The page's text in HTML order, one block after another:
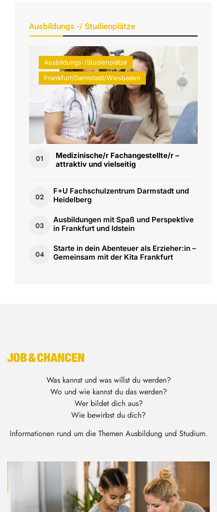
Ausbildungs -/ Studienplätze
Ausbildungs-/Studienplätze
Frankfurt/Darmstadt/Wiesbaden
01
Medizinische/r Fachangestellte/r –
attraktiv und vielseitig
02
F+U Fachschulzentrum Darmstadt und
Heidelberg
03
Ausbildungen mit Spaß und Perspektive
in Frankfurt und Idstein
04
Starte in dein Abenteuer als Erzieher:in –
Gemeinsam mit der Kita Frankfurt
Was kannst und was willst du werden?
Wo und wie kannst du das werden?
Wer bildet dich aus?
Wie bewirbst du dich?
Informationen rund um die Themen Ausbildung und Studium.